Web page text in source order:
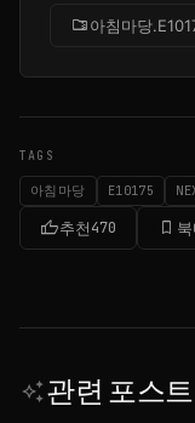
folder_zip아침마당
TAGS
아침마당 E10175
thumb_up추천470 bookmark_border
auto_awesome관련 포스트